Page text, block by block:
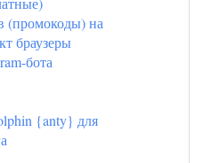
(промокоды) на
браузеры
бота
{anty} для